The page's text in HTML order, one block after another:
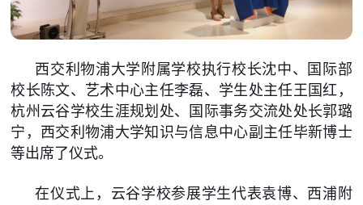
西交利物浦大学附属学校执行校长沈中、国际部
校长陈文、艺术中心主任李磊、学生处主任王国红，
杭州云谷学校生涯规划处、国际事务交流处处长郭璐
宁，西交利物浦大学知识与信息中心副主任毕新博士
等出席了仪式。
在仪式上，云谷学校参展学生代表袁博、西浦附